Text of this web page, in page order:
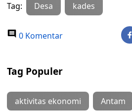
Tag: Desa kades
0 Komentar
Tag Populer
aktivitas ekonomi Antam